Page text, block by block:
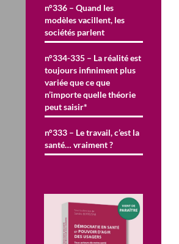
n°336 – Quand les
modèles vacillent, les
sociétés parlent
n°334-335 – La réalité est
toujours infiniment plus
variée que ce que
n’importe quelle théorie
peut saisir*
n°333 – Le travail, c’est la
santé… vraiment ?